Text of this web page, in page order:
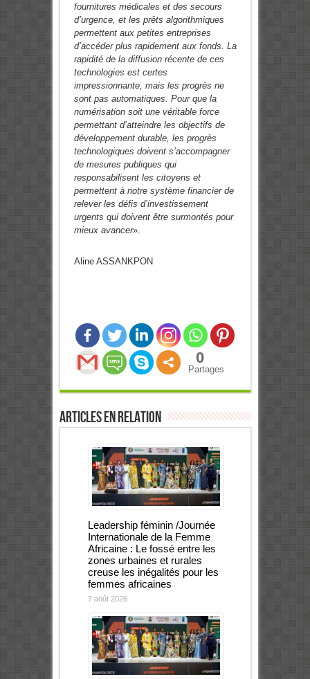
fournitures médicales et des secours
d’urgence, et les prêts algorithmiques
permettent aux petites entreprises
d’accéder plus rapidement aux fonds. La
rapidité de la diffusion récente de ces
technologies est certes
impressionnante, mais les progrès ne
sont pas automatiques. Pour que la
numérisation soit une véritable force
permettant d’atteindre les objectifs de
développement durable, les progrès
technologiques doivent s’accompagner
de mesures publiques qui
responsabilisent les citoyens et
permettent à notre système financier de
relever les défis d’investissement
urgents qui doivent être surmontés pour
mieux avancer».
Aline ASSANKPON
0
Partages
Articles en relation
Leadership féminin /Journée
Internationale de la Femme
Africaine : Le fossé entre les
zones urbaines et rurales
creuse les inégalités pour les
femmes africaines
7 août 2026